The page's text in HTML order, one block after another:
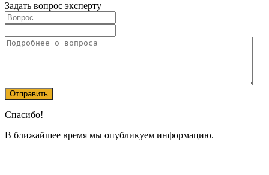
Задать вопрос эксперту
Спасибо!
В ближайшее время мы опубликуем информацию.